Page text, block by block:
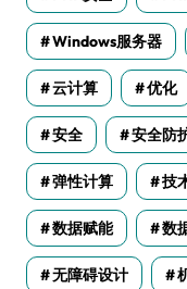
Windows服务器
云计算 优化
安全 安全防
弹性计算 技
数据赋能 数
无障碍设计